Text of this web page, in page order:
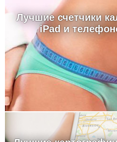
Лучшие счетчики
iPad и